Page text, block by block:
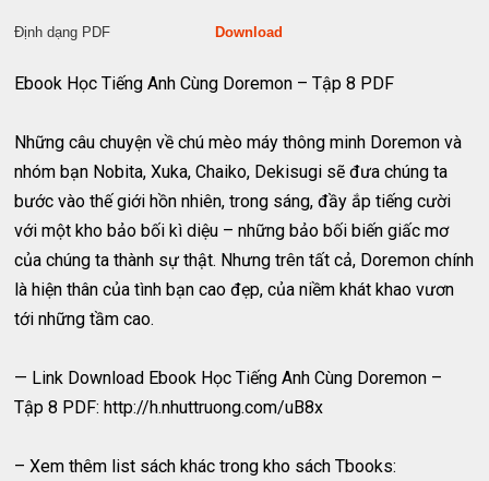
Định dạng PDFDownload
Ebook Học Tiếng Anh Cùng Doremon – Tập 8 PDF
Những câu chuyện về chú mèo máy thông minh Doremon và
nhóm bạn Nobita, Xuka, Chaiko, Dekisugi sẽ đưa chúng ta
bước vào thế giới hồn nhiên, trong sáng, đầy ắp tiếng cười
với một kho bảo bối kì diệu – những bảo bối biến giấc mơ
của chúng ta thành sự thật. Nhưng trên tất cả, Doremon chính
là hiện thân của tình bạn cao đẹp, của niềm khát khao vươn
tới những tầm cao.
— Link Download Ebook Học Tiếng Anh Cùng Doremon –
Tập 8 PDF: http://h.nhuttruong.com/uB8x
– Xem thêm list sách khác trong kho sách Tbooks: